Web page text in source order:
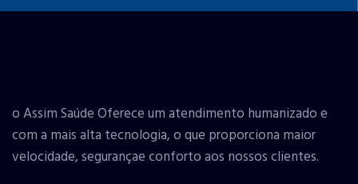
o Assim Saúde Oferece um atendimento humanizado e
com a mais alta tecnologia, o que proporciona maior
velocidade, segurançae conforto aos nossos clientes.